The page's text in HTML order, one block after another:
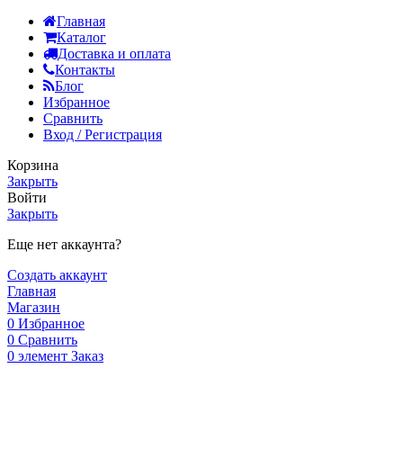
Главная
Каталог
Доставка и оплата
Контакты
Блог
Избранное
Сравнить
Вход / Регистрация
Корзина
Закрыть
Войти
Закрыть
Еще нет аккаунта?
Создать аккаунт
Главная
Магазин
0 Избранное
0 Сравнить
0 элемент Заказ